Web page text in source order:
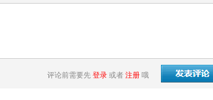
评论前需要先 登录 或者 注册 哦